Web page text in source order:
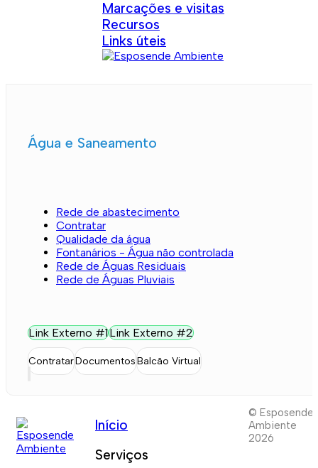
Marcações e visitas
Recursos
Links úteis
Água e Saneamento
Rede de abastecimento
Contratar
Qualidade da água
Fontanários - Água não controlada
Rede de Águas Residuais
Rede de Águas Pluviais
Link Externo #1Link Externo #2
ContratarDocumentosBalcão Virtual
Início
Serviços
© Esposende
Ambiente
2026